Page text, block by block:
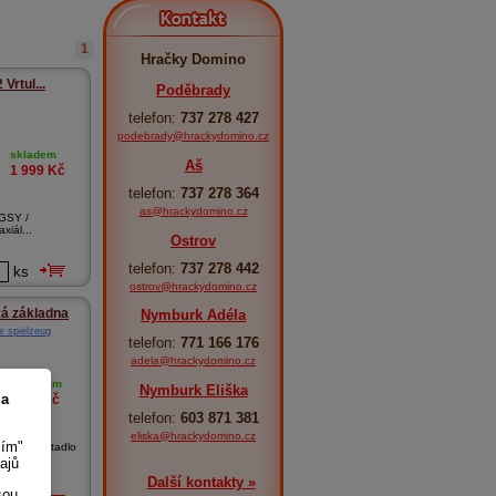
1
Vrtul...
skladem
1 999 Kč
/
ks
základna
spielzeug
skladem
Kč
Letadlo
Kontakt
Hračky Domino
Poděbrady
telefon: 737 278 427
podebrady@hrackydomino.cz
Aš
telefon: 737 278 364
as@hrackydomino.cz
Ostrov
telefon: 737 278 442
ostrov@hrackydomino.cz
Nymburk Adéla
telefon: 771 166 176
adela@hrackydomino.cz
Nymburk Eliška
telefon: 603 871 381
eliska@hrackydomino.cz
Další kontakty »